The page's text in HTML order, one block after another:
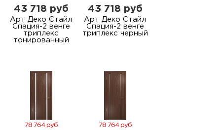
43 718 руб
Арт Деко Стайл
Спация-2 венге
триплекс
тонированный
43 718 руб
Арт Деко Стайл
Спация-2 венге
триплекс черный
78 764 руб 78 764 руб